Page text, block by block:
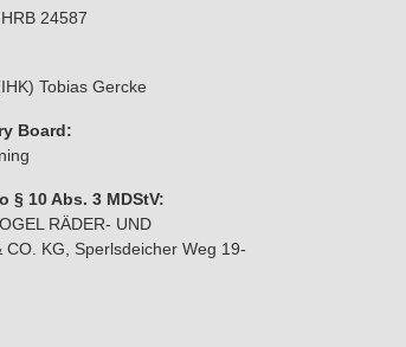
24587
Tobias Gercke
Board:
§ 10 Abs. 3 MDStV:
RÄDER- UND
CO. KG, Sperlsdeicher Weg 19-